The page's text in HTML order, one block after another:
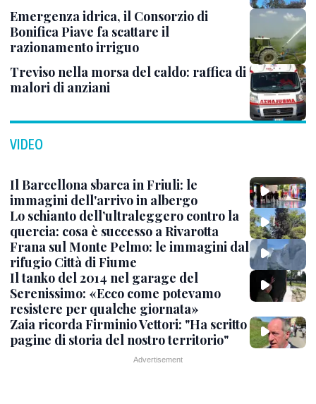
Emergenza idrica, il Consorzio di
Bonifica Piave fa scattare il
razionamento irriguo
Treviso nella morsa del caldo: raffica di
malori di anziani
VIDEO
Il Barcellona sbarca in Friuli: le
immagini dell'arrivo in albergo
Lo schianto dell’ultraleggero contro la
quercia: cosa è successo a Rivarotta
Frana sul Monte Pelmo: le immagini dal
rifugio Città di Fiume
Il tanko del 2014 nel garage del
Serenissimo: «Ecco come potevamo
resistere per qualche giornata»
Zaia ricorda Firminio Vettori: "Ha scritto
pagine di storia del nostro territorio"